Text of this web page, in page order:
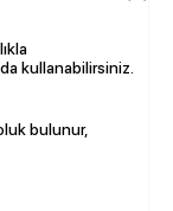
kullanabilirsiniz.
bulunur,